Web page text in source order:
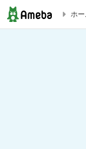
今度は抽選制！サ
ホー